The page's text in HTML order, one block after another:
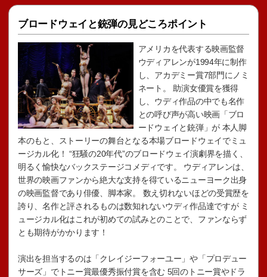
ブロードウェイと銃弾の見どころポイント
アメリカを代表する映画監督
ウディアレンが1994年に制作
し、アカデミー賞7部門にノミ
ネート。 助演女優賞を獲得
し、ウディ作品の中でも名作
との呼び声が高い映画「ブロ
ードウェイと銃弾」が 本人脚
本のもと、ストーリーの舞台となる本場ブロードウェイでミュ
ージカル化！ “狂騒の20年代”のブロードウェイ演劇界を描く、
明るく愉快なバックステージコメディです。 ウディアレンは、
世界の映画ファンから絶大な支持を得ているニューヨーク出身
の映画監督であり俳優、脚本家。 数え切れないほどの受賞歴を
誇り、名作と評されるものは数知れないウディ作品達ですが ミ
ュージカル化はこれが初めての試みとのことで、ファンならず
とも期待がかかります！
演出を担当するのは「クレイジーフォーユー」や「プロデュー
サーズ」でトニー賞最優秀振付賞を含む 5回のトニー賞やドラ